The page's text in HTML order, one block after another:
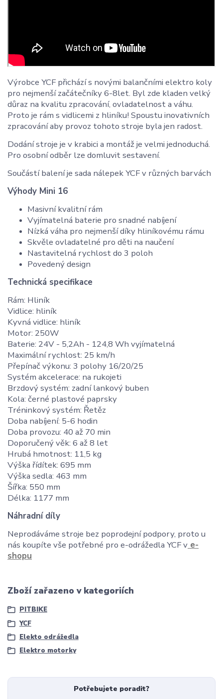
Výrobce YCF přichází s novými balančními elektro koly
pro nejmenší začátečníky 6-8let. Byl zde kladen velký
důraz na kvalitu zpracování, ovladatelnost a váhu.
Proto je rám s vidlicemi z hliníku! Spoustu inovativních
zpracování aby provoz tohoto stroje byla jen radost.
Dodání stroje je v krabici a montáž je velmi jednoduchá.
Pro osobní odběr lze domluvit sestavení.
Součástí balení je sada nálepek YCF v různých barvách
Výhody Mini 16
Masivní kvalitní rám
Vyjímatelná baterie pro snadné nabíjení
Nízká váha pro nejmenší díky hliníkovému rámu
Skvěle ovladatelné pro děti na naučení
Nastavitelná rychlost do 3 poloh
Povedený design
Technická specifikace
Rám: Hliník
Vidlice: hliník
Kyvná vidlice: hliník
Motor: 250W
Baterie: 24V - 5,2Ah - 124,8 Wh vyjímatelná
Maximální rychlost: 25 km/h
Přepínač výkonu: 3 polohy 16/20/25
Systém akcelerace: na rukojeti
Brzdový systém: zadní lankový buben
Kola: černé plastové paprsky
Tréninkový systém: Řetěz
Doba nabíjení: 5-6 hodin
Doba provozu: 40 až 70 min
Doporučený věk: 6 až 8 let
Hrubá hmotnost: 11,5 kg
Výška řídítek: 695 mm
Výška sedla: 463 mm
Šířka: 550 mm
Délka: 1177 mm
Náhradní díly
Neprodáváme stroje bez poprodejní podpory, proto u
nás koupíte vše potřebné pro e-odrážedla YCF v e-
shopu
Zboží zařazeno v kategoriích
PITBIKE
YCF
Elekto odrážedla
Elektro motorky
Potřebujete poradit?